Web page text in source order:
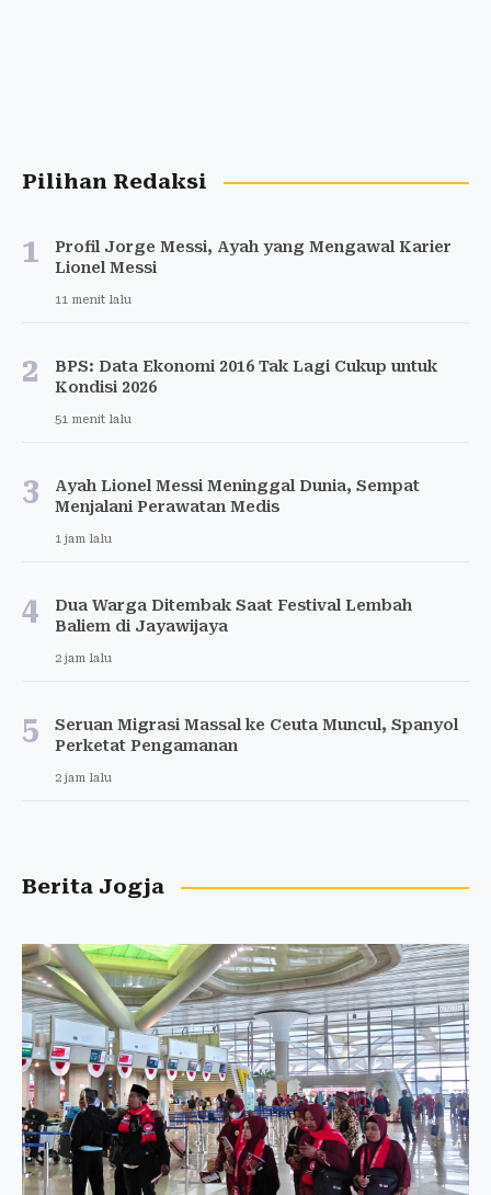
Pilihan Redaksi
1
Profil Jorge Messi, Ayah yang Mengawal Karier
Lionel Messi
11 menit lalu
2
BPS: Data Ekonomi 2016 Tak Lagi Cukup untuk
Kondisi 2026
51 menit lalu
3
Ayah Lionel Messi Meninggal Dunia, Sempat
Menjalani Perawatan Medis
1 jam lalu
4
Dua Warga Ditembak Saat Festival Lembah
Baliem di Jayawijaya
2 jam lalu
5
Seruan Migrasi Massal ke Ceuta Muncul, Spanyol
Perketat Pengamanan
2 jam lalu
Berita Jogja